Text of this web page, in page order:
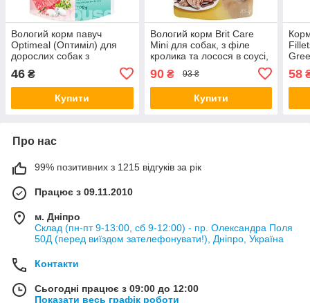
Вологий корм павуч
Optimeal (Оптиміл) для
дорослих собак з
журавлиною, 100 г
46 ₴
Купити
Вологий корм Brit Care
Mini для собак, з філе
кролика та лосося в соусі,
90₴ 93 ₴
Купити
г (*)
58
Про нас
99% позитивних з 1215 відгуків за рік
Працює з 09.11.2010
м. Дніпро
Склад (пн-пт 9-13:00, сб 9-12:00) - пр. Олександра Поля
50Д (перед виїздом зателефонувати!), Дніпро, Україна
Контакти
Сьогодні працює з 09:00 до 12:00
Показати весь графік роботи